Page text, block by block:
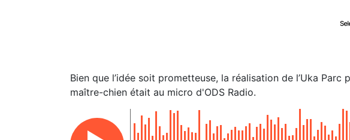
Bien que l’idée soit prometteuse, la réalisation de l’Uka
maître-chien était au micro d'ODS Radio.